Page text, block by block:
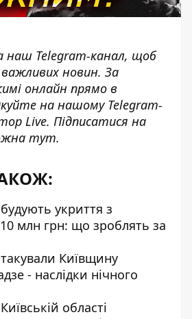
наш Telegram-канал, щоб
новин. За
онлайн прямо в
на нашому Telegram-
Live. Підписатися на
тут.
укриття з
млн грн: що зроблять за
Київщину
- наслідки нічного
області